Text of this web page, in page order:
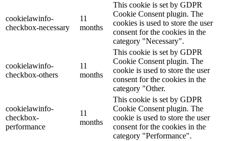
cookielawinfo-
checkbox-necessary
11
months
This cookie is set by GDPR
Cookie Consent plugin. The
cookies is used to store the user
consent for the cookies in the
category "Necessary".
cookielawinfo-
checkbox-others
11
months
This cookie is set by GDPR
Cookie Consent plugin. The
cookie is used to store the user
consent for the cookies in the
category "Other.
cookielawinfo-
checkbox-
performance
11
months
This cookie is set by GDPR
Cookie Consent plugin. The
cookie is used to store the user
consent for the cookies in the
category "Performance".